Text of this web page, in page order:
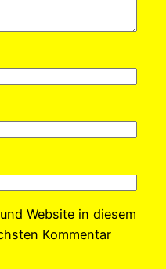
Website in diesem
Kommentar